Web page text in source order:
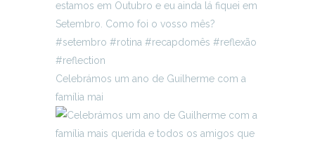
Celebrámos um ano de Guilherme com a
família mai